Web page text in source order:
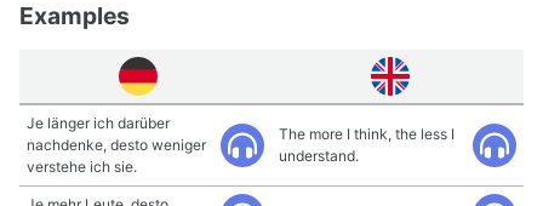
Examples
Je länger ich darüber
nachdenke, desto weniger
verstehe ich sie.
The more I think, the less I
understand.